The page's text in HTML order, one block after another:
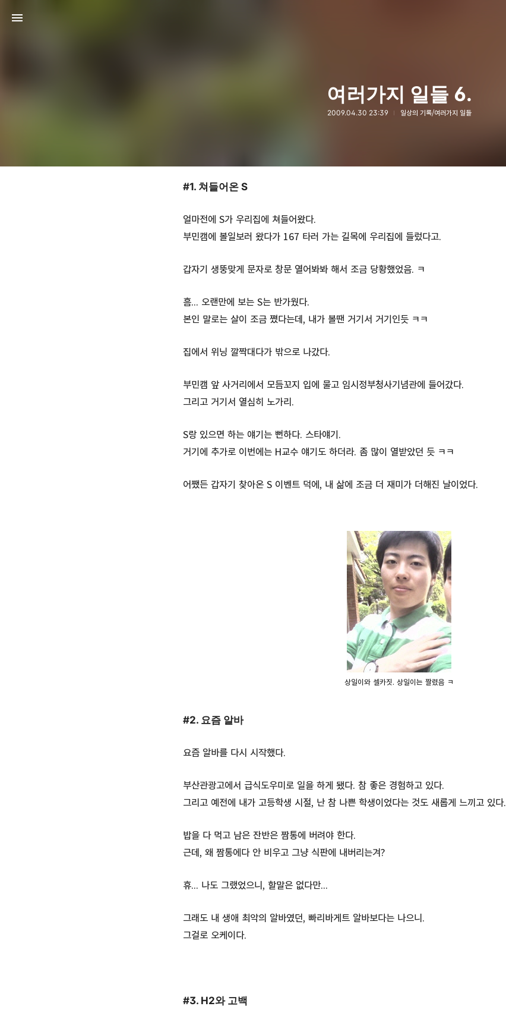
여러가지 일들 6.
2009.04.30 23:39 일상의 기록/여러가지 일들
#1. 쳐들어온 S
얼마전에 S가 우리집에 쳐들어왔다.
부민캠에 볼일보러 왔다가 167 타러 가는 길목에 우리집에 들렀다고.
갑자기 생뚱맞게 문자로 창문 열어봐봐 해서 조금 당황했었음. ㅋ
흠... 오랜만에 보는 S는 반가웠다.
본인 말로는 살이 조금 쪘다는데, 내가 볼땐 거기서 거기인듯 ㅋㅋ
집에서 위닝 깔짝대다가 밖으로 나갔다.
부민캠 앞 사거리에서 모듬꼬지 입에 물고 임시정부청사기념관에 들어갔다.
그리고 거기서 열심히 노가리.
S랑 있으면 하는 얘기는 뻔하다. 스타얘기.
거기에 추가로 이번에는 H교수 얘기도 하더라. 좀 많이 열받았던 듯 ㅋㅋ
어쨌든 갑자기 찾아온 S 이벤트 덕에, 내 삶에 조금 더 재미가 더해진 날이었다.
상일이와 셀카짓. 상일이는 짤렸음 ㅋ
#2. 요즘 알바
요즘 알바를 다시 시작했다.
부산관광고에서 급식도우미로 일을 하게 됐다. 참 좋은 경험하고 있다.
그리고 예전에 내가 고등학생 시절, 난 참 나쁜 학생이었다는 것도 새롭게 느끼고 있다.
밥을 다 먹고 남은 잔반은 짬통에 버려야 한다.
근데, 왜 짬통에다 안 비우고 그냥 식판에 내버리는겨?
휴... 나도 그랬었으니, 할말은 없다만...
그래도 내 생애 최악의 알바였던, 빠리바게트 알바보다는 나으니.
그걸로 오케이다.
#3. H2와 고백